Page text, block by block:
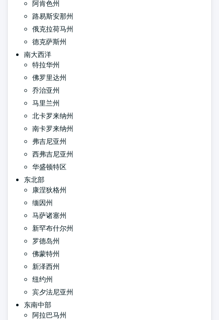
阿肯色州
路易斯安那州
俄克拉荷马州
德克萨斯州
南大西洋
特拉华州
佛罗里达州
乔治亚州
马里兰州
北卡罗来纳州
南卡罗来纳州
弗吉尼亚州
西弗吉尼亚州
华盛顿特区
东北部
康涅狄格州
缅因州
马萨诸塞州
新罕布什尔州
罗德岛州
佛蒙特州
新泽西州
纽约州
宾夕法尼亚州
东南中部
阿拉巴马州